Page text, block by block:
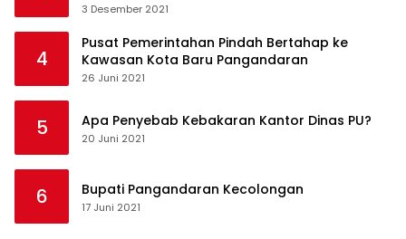
3 Desember 2021
4
Pusat Pemerintahan Pindah Bertahap ke
Kawasan Kota Baru Pangandaran
26 Juni 2021
5 Apa Penyebab Kebakaran Kantor Dinas PU?
20 Juni 2021
6 Bupati Pangandaran Kecolongan
17 Juni 2021